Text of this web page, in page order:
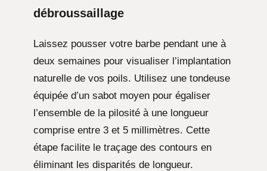
débroussaillage
Laissez pousser votre barbe pendant une à
deux semaines pour visualiser l’implantation
naturelle de vos poils. Utilisez une tondeuse
équipée d’un sabot moyen pour égaliser
l’ensemble de la pilosité à une longueur
comprise entre 3 et 5 millimètres. Cette
étape facilite le traçage des contours en
éliminant les disparités de longueur.